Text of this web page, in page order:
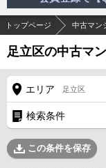
トップページ 中古マン
足立区の中古マ
エリア 足立区
検索条件
この条件を保存